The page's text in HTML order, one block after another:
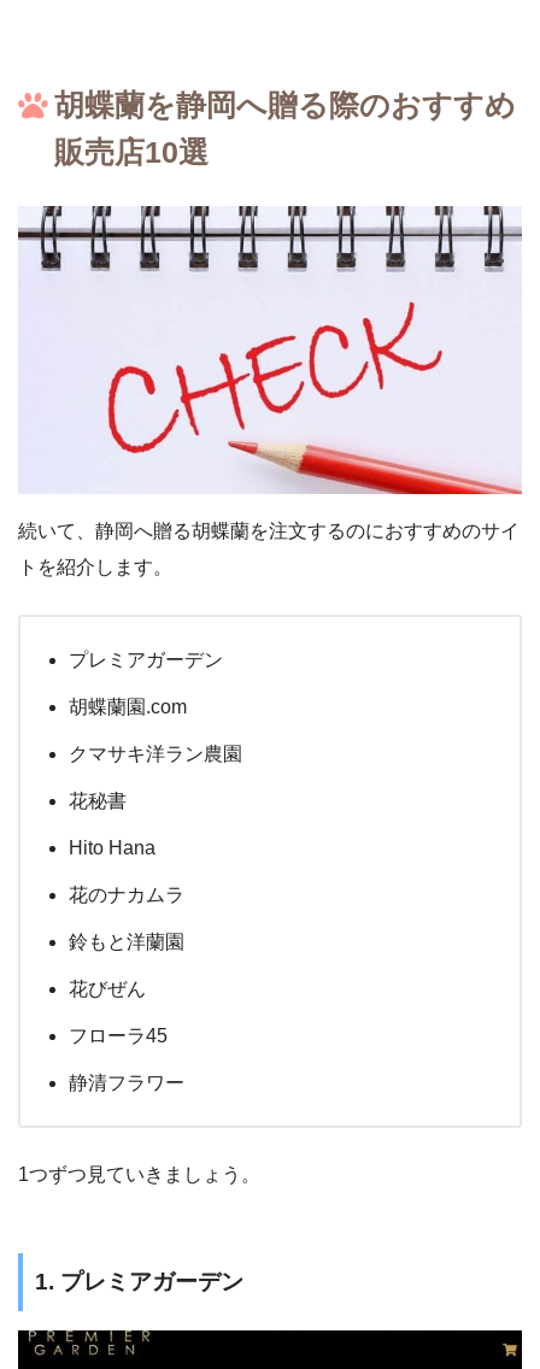
胡蝶蘭を静岡へ贈る際のおすすめ
販売店10選
続いて、静岡へ贈る胡蝶蘭を注文するのにおすすめのサイ
トを紹介します。
プレミアガーデン
胡蝶蘭園.com
クマサキ洋ラン農園
花秘書
Hito Hana
花のナカムラ
鈴もと洋蘭園
花びぜん
フローラ45
静清フラワー
1つずつ見ていきましょう。
1. プレミアガーデン